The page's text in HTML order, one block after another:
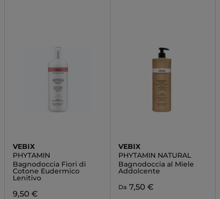
VEBIX
PHYTAMIN
Bagnodoccia Fiori di
Cotone Eudermico
Lenitivo
9,50 €
VEBIX
PHYTAMIN NATURAL
Bagnodoccia al Miele
Addolcente
Da 7,50 €